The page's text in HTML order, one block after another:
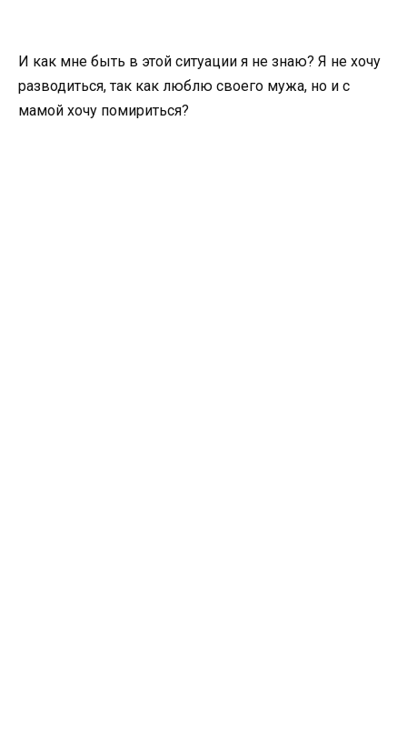
И как мне быть в этой ситуации я не знаю? Я не хочу
разводиться, так как люблю своего мужа, но и с
мамой хочу помириться?